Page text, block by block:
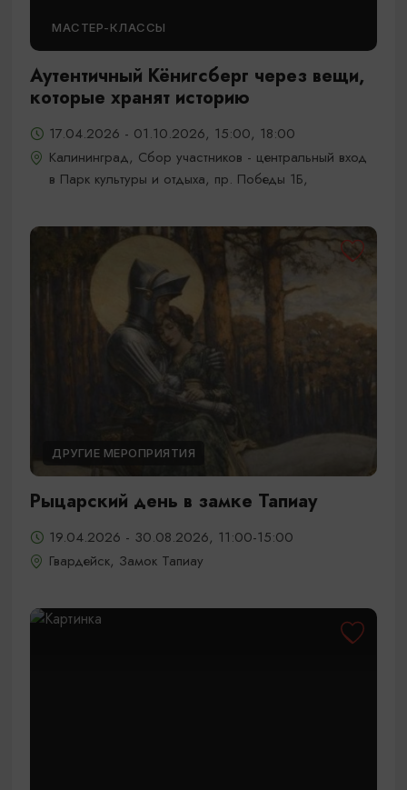
МАСТЕР-КЛАССЫ
Аутентичный Кёнигсберг через вещи,
которые хранят историю
17.04.2026 - 01.10.2026, 15:00, 18:00
Калининград, Сбор участников - центральный вход
в Парк культуры и отдыха, пр. Победы 1Б,
ДРУГИЕ МЕРОПРИЯТИЯ
Рыцарский день в замке Тапиау
19.04.2026 - 30.08.2026, 11:00-15:00
Гвардейск, Замок Тапиау